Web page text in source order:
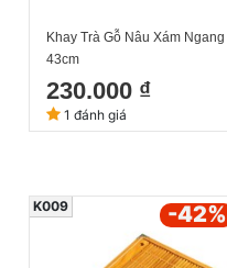
Khay Trà Gỗ Nâu Xám Ngang
43cm
230.000 ₫
1 đánh giá
K009 -42%